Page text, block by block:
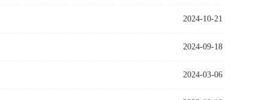
2024-10-21
2024-09-18
2024-03-06